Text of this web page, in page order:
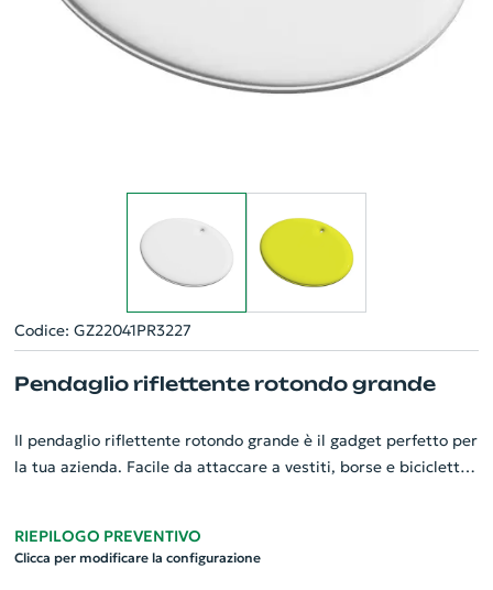
Codice: GZ22041PR3227
Pendaglio riflettente rotondo grande
Il pendaglio riflettente rotondo grande è il gadget perfetto per
la tua azienda. Facile da attaccare a vestiti, borse e biciclette,
un'efficienza riflettente del 100%, rendendo il tuo logo
RIEPILOGO PREVENTIVO
Clicca per modificare la configurazione